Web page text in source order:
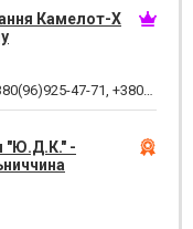
Камелот-Х
47-71, +380(73)327-54-83
"Ю.Д.К." -